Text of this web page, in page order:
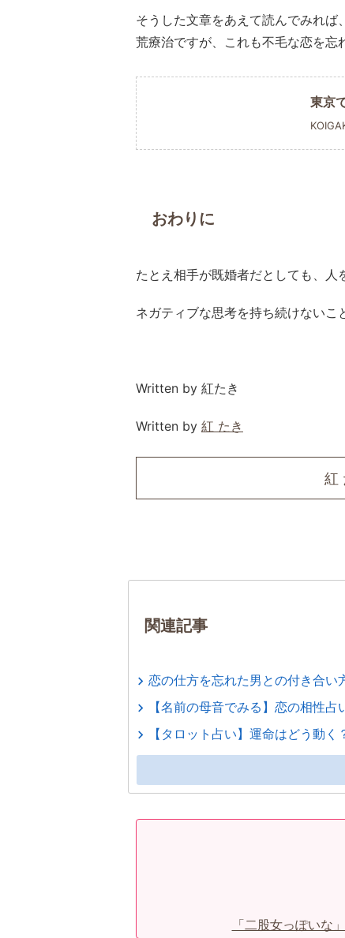
そうした文章をあえて読んでみれ
荒療治ですが、これも不毛な恋を忘
東京
おわりに
たとえ相手が既婚者だとしても、人
ネガティブな思考を持ち続けないこ
Written by 紅たき
Written by 紅 たき
紅
関連記事
恋の仕方を忘れた男との付き合い
【名前の母音でみる】恋の相性占
【タロット占い】運命はどう動
「二股女っぽいな